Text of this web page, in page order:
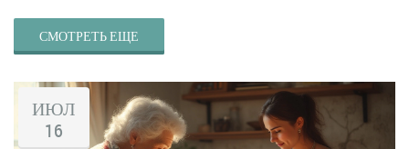
СМОТРЕТЬ ЕЩЕ
ИЮЛ
16